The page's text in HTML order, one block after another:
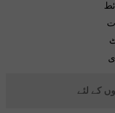
کے لئے